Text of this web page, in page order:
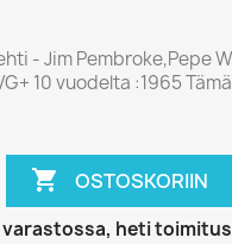
- Jim Pembroke,Pepe
10 vuodelta :1965
 OSTOSKORIIN
varastossa, heti toimitus